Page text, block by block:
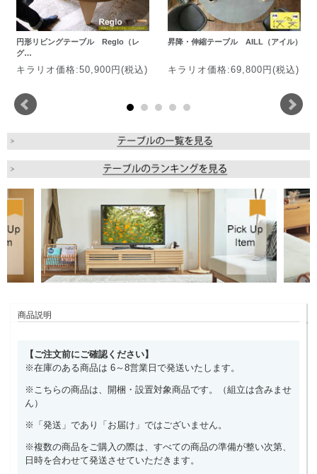
円形リビングテーブル Reglo（レ
グ…
キラリオ価格:50,900円(税込)
昇降・伸縮テーブル AILL（アイル）
キラリオ価格:69,800円(税込)
商品説明
【ご注文前にご確認ください】
※在庫のある商品は 6～8営業日で発送いたします。
※こちらの商品は、開梱・設置対象商品です。（組立は含みませ
ん）
※「発送」であり「お届け」ではございません。
※複数の商品をご購入の際は、すべての商品の準備が整い次第、
日時を合わせて発送させていただきます。